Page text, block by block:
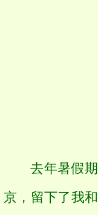
去年暑假期
京，留下了我